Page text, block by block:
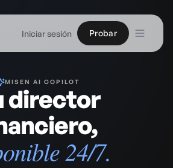
Iniciar sesión Probar
MISEN AI COPILOT
director
24/7.